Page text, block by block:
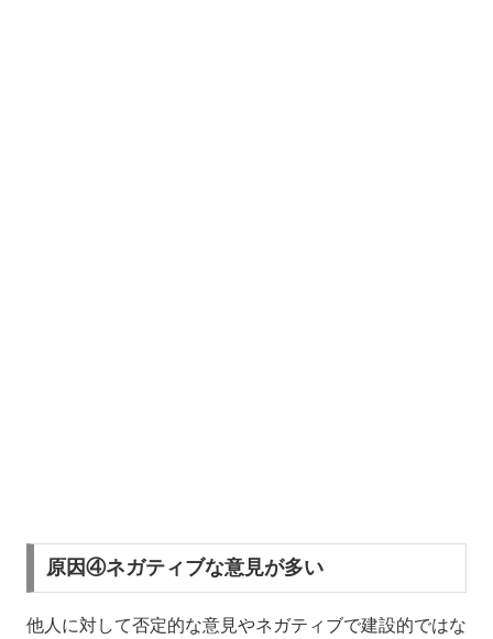
原因④ネガティブな意見が多い
他人に対して否定的な意見やネガティブで建設的ではな